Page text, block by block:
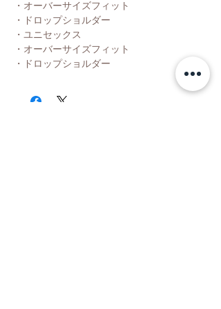
・オーバーサイズフィット
・ドロップショルダー
・ユニセックス
・オーバーサイズフィット
・ドロップショルダー